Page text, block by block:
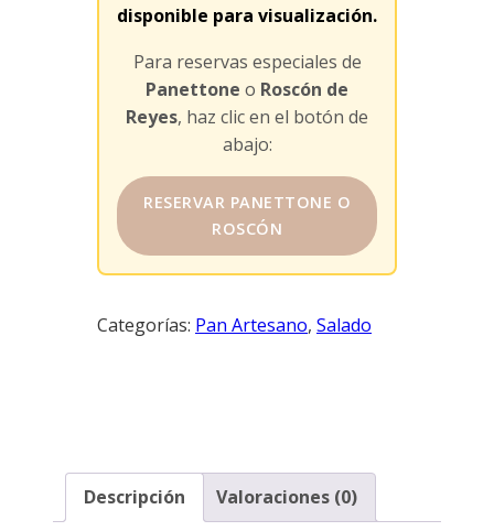
disponible para visualización.
Para reservas especiales de
Panettone o Roscón de
Reyes, haz clic en el botón de
abajo:
RESERVAR PANETTONE O
ROSCÓN
Categorías: Pan Artesano, Salado
Descripción Valoraciones (0)